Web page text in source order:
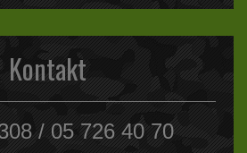
Kontakt
/ 05 726 40 70